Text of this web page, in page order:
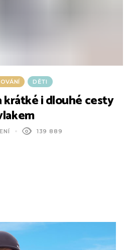
DĚTI
krátké i dlouhé cesty
139 889